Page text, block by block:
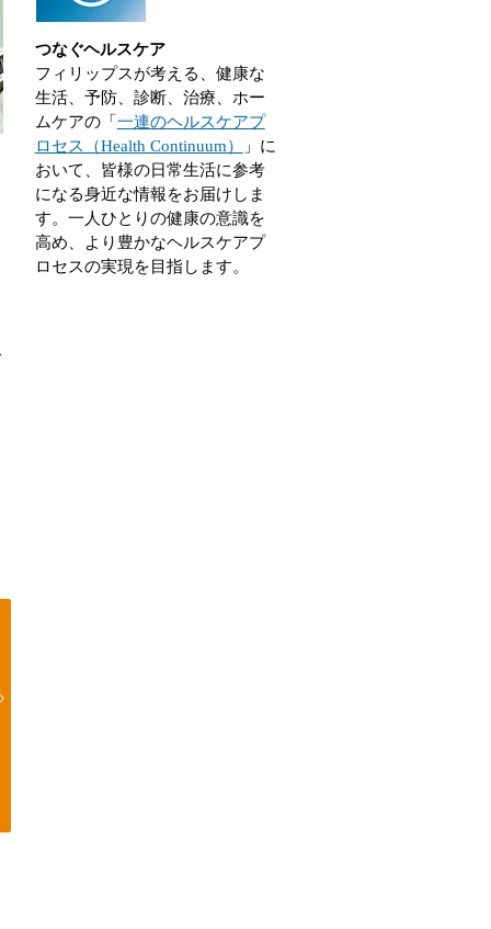
つなぐヘルスケア
フィリップスが考える、健康な
生活、予防、診断、治療、ホー
ムケアの「 一連のヘルスケアプ
ロセス（Health Continuum）
」に
おいて、皆様の日常生活に参考
になる身近な情報をお届けしま
す。一人ひとりの健康の意識を
高め、より豊かなヘルスケアプ
ロセスの実現を目指します。